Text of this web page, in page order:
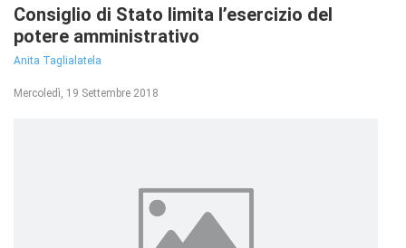
Consiglio di Stato limita l’esercizio del
potere amministrativo
Anita Taglialatela
Mercoledì, 19 Settembre 2018